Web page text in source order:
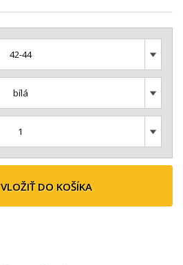
42-44
bílá
1
VLOŽIŤ DO KOŠÍKA